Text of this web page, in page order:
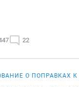
22
О ПОПРАВКАХ